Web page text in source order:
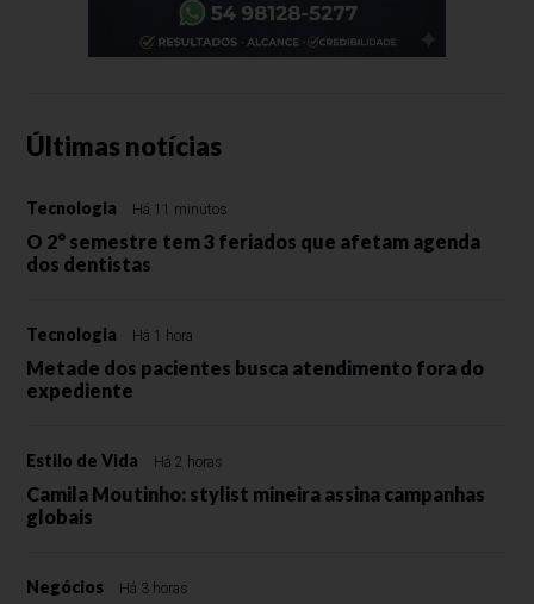
Últimas notícias
Tecnologia Há 11 minutos
O 2° semestre tem 3 feriados que afetam agenda
dos dentistas
Tecnologia Há 1 hora
Metade dos pacientes busca atendimento fora do
expediente
Estilo de Vida Há 2 horas
Camila Moutinho: stylist mineira assina campanhas
globais
Negócios Há 3 horas